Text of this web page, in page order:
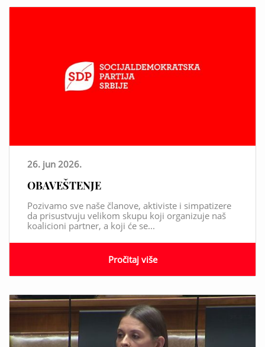
26. jun 2026.
OBAVEŠTENJE
Pozivamo sve naše članove, aktiviste i simpatizere
da prisustvuju velikom skupu koji organizuje naš
koalicioni partner, a koji će se...
Pročitaj više